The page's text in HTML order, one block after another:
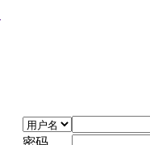
密码